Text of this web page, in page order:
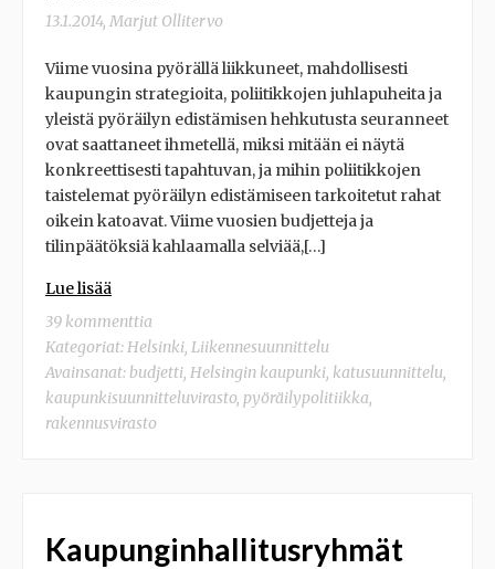
13.1.2014, Marjut Ollitervo
Viime vuosina pyörällä liikkuneet, mahdollisesti
kaupungin strategioita, poliitikkojen juhlapuheita ja
yleistä pyöräilyn edistämisen hehkutusta seuranneet
ovat saattaneet ihmetellä, miksi mitään ei näytä
konkreettisesti tapahtuvan, ja mihin poliitikkojen
taistelemat pyöräilyn edistämiseen tarkoitetut rahat
oikein katoavat. Viime vuosien budjetteja ja
tilinpäätöksiä kahlaamalla selviää,[…]
Lue lisää
39 kommenttia
Kategoriat: Helsinki Liikennesuunnittelu
Avainsanat: budjetti Helsingin kaupunki katusuunnittelu
kaupunkisuunnitteluvirasto pyöräilypolitiikka
rakennusvirasto
Kaupunginhallitusryhmät